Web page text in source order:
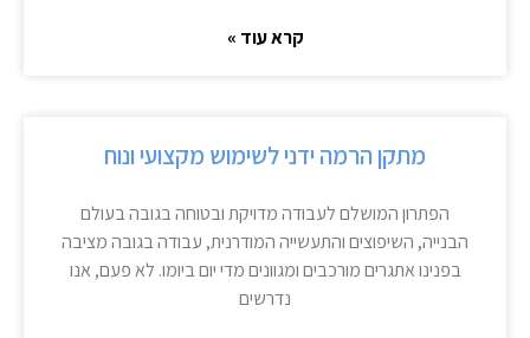
קרא עוד »
מתקן הרמה ידני לשימוש מקצועי ונוח
הפתרון המושלם לעבודה מדויקת ובטוחה בגובה בעולם
הבנייה, השיפוצים והתעשייה המודרנית, עבודה בגובה מציבה
בפנינו אתגרים מורכבים ומגוונים מדי יום ביומו. לא פעם, אנו
נדרשים